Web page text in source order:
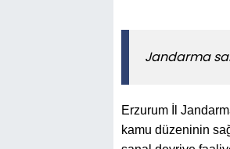
Jandarma
Erzurum İl
kamu düzeninin